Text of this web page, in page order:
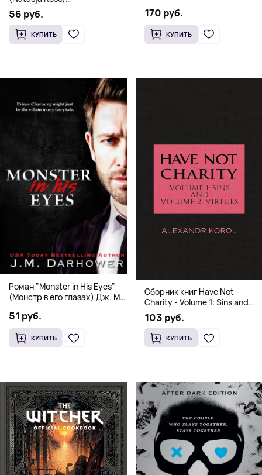
Романтическое фэнтези
56 руб.
КУПИТЬ
170 руб.
КУПИТЬ
Роман "Monster in His Eyes"
(Монстр в его глазах) Дж. М.
18+
51 руб.
КУПИТЬ
Сборник книг Have Not
Charity - Volume 1: Sins and
Volume 2: Virtues
103 руб.
КУПИТЬ